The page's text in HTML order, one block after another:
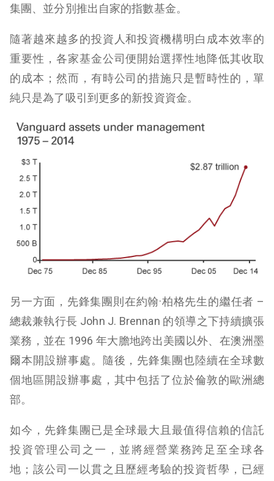
集團、並分別推出自家的指數基金。
隨著越來越多的投資人和投資機構明白成本效率的
重要性，各家基金公司便開始選擇性地降低其收取
的成本；然而，有時公司的措施只是暫時性的，單
純只是為了吸引到更多的新投資資金。
另一方面，先鋒集團則在約翰·柏格先生的繼任者 –
總裁兼執行長 John J. Brennan 的領導之下持續擴張
業務，並在 1996 年大膽地跨出美國以外、在澳洲墨
爾本開設辦事處。隨後，先鋒集團也陸續在全球數
個地區開設辦事處，其中包括了位於倫敦的歐洲總
部。
如今，先鋒集團已是全球最大且最值得信賴的信託
投資管理公司之一，並將經營業務跨足至全球各
地；該公司一以貫之且歷經考驗的投資哲學，已經